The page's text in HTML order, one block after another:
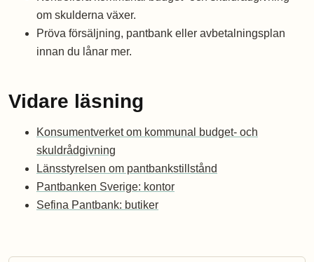
om skulderna växer.
Pröva försäljning, pantbank eller avbetalningsplan
innan du lånar mer.
Vidare läsning
Konsumentverket om kommunal budget- och
skuldrådgivning
Länsstyrelsen om pantbankstillstånd
Pantbanken Sverige: kontor
Sefina Pantbank: butiker